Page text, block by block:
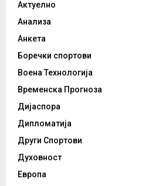
Актуелно
Анализа
Анкета
Боречки спортови
Воена Технологија
Временска Прогноза
Дијаспора
Дипломатија
Други Спортови
Духовност
Европа